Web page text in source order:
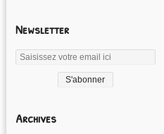
Newsletter
Archives